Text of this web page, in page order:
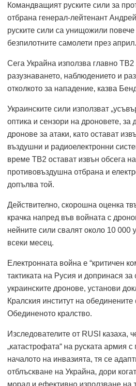
Командващият руските сили за
отбрана генерал-лейтенант
руските сили са унищожили повече
безпилотните самолети през април.
Сега Украйна използва главно TB2
разузнаването, наблюдението и
отколкото за нападение, казва
Украинските сили използват
оптика и сензори на дроновете, за
дронове за атаки, като остават
въздушни и радиоелектронни
време TB2 остават извън обсега
противовъздушна отбрана и
допълва той.
Действително, скорошна оценка
крачка напред във войната с
нейните сили свалят около 10 000
всеки месец.
Електронната война е “критичен
тактиката на Русия и допринася за
украинските дронове, установи
Кралския институт на
Обединеното кралство.
Изследователите от RUSI казаха,
„катастрофата“ на руската армия
началото на инвазията, тя се
отблъскване на Украйна, дори
морал и ефективно използване на